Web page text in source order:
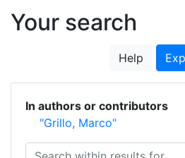
Your search
Help
In authors or contributors
"Grillo, Marco"
Search within results for...